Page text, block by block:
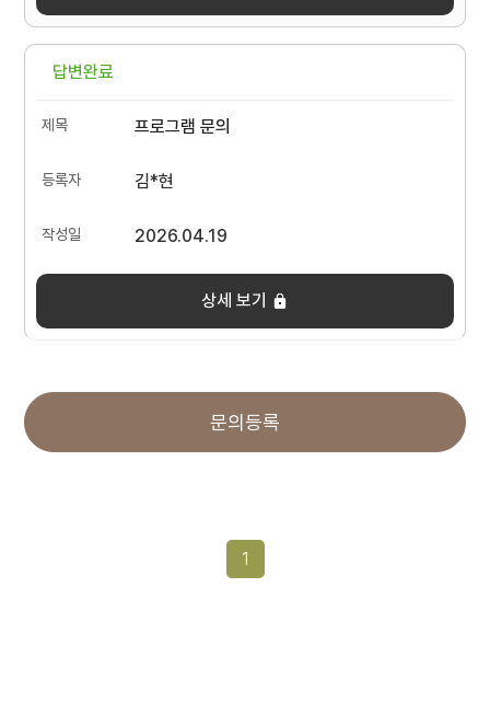
답변완료
프로그램 문의
김*현
2026.04.19
상세 보기
문의등록
1